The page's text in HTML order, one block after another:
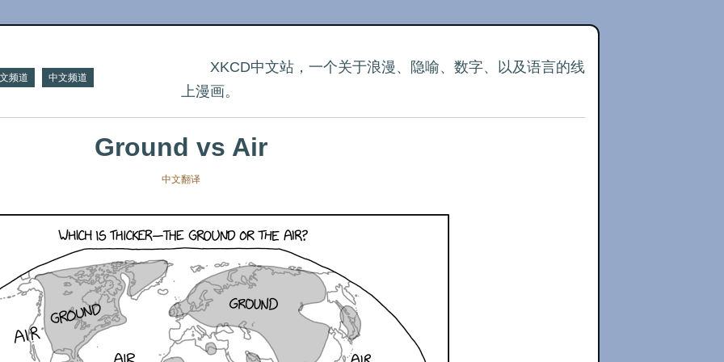
频道 中文频道
XKCD中文站，一个关于浪漫、隐喻、数字、以及语言的线
上漫画。
Ground vs Air
中文翻译